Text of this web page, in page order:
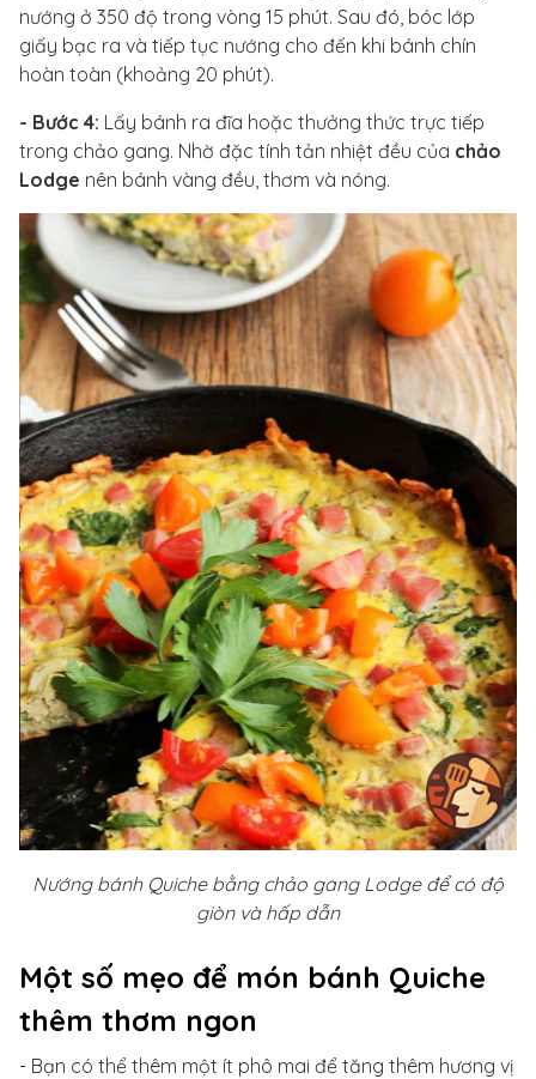
nướng ở 350 độ trong vòng 15 phút. Sau đó, bóc lớp
giấy bạc ra và tiếp tục nướng cho đến khi bánh chín
hoàn toàn (khoảng 20 phút).
- Bước 4: Lấy bánh ra đĩa hoặc thưởng thức trực tiếp
trong chảo gang. Nhờ đặc tính tản nhiệt đều của chảo
Lodge nên bánh vàng đều, thơm và nóng.
Nướng bánh Quiche bằng chảo gang Lodge để có độ
giòn và hấp dẫn
Một số mẹo để món bánh Quiche
thêm thơm ngon
- Bạn có thể thêm một ít phô mai để tăng thêm hương vị